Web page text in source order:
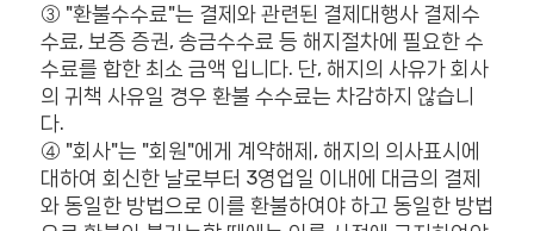
③ "환불수수료"는 결제와 관련된 결제대행사 결제수
수료, 보증 증권, 송금수수료 등 해지절차에 필요한 수
수료를 합한 최소 금액 입니다. 단, 해지의 사유가 회사
의 귀책 사유일 경우 환불 수수료는 차감하지 않습니
다.
④ "회사"는 "회원"에게 계약해제, 해지의 의사표시에
대하여 회신한 날로부터 3영업일 이내에 대금의 결제
와 동일한 방법으로 이를 환불하여야 하고 동일한 방법